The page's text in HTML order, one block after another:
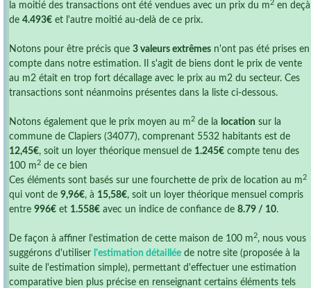
la moitié des transactions ont été vendues avec un prix du m 2 en deçà
de 4.493€ et l'autre moitié au-delà de ce prix.
Notons pour être précis que 3 valeurs extrêmes n'ont pas été prises en
compte dans notre estimation. Il s'agit de biens dont le prix de vente
au m2 était en trop fort décallage avec le prix au m2 du secteur. Ces
transactions sont néanmoins présentes dans la liste ci-dessous.
Notons également que le prix moyen au m 2 de la location sur la
commune de Clapiers (34077), comprenant 5532 habitants est de
12,45€, soit un loyer théorique mensuel de 1.245€ compte tenu des
100 m 2 de ce bien
Ces éléments sont basés sur une fourchette de prix de location au m 2
qui vont de 9,96€, à 15,58€, soit un loyer théorique mensuel compris
entre 996€ et 1.558€ avec un indice de confiance de 8.79 / 10.
De façon à affiner l'estimation de cette maison de 100 m 2, nous vous
suggérons d'utiliser l'estimation détaillée de notre site (proposée à la
suite de l'estimation simple), permettant d'effectuer une estimation
comparative bien plus précise en renseignant certains éléments tels